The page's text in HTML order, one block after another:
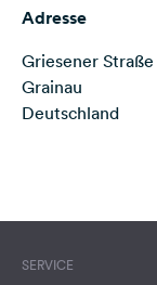
Instagram
Adresse
Griesener Straße
Grainau
Deutschland
SERVICE